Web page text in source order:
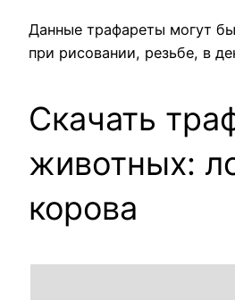
Данные трафареты могут
при рисовании, резьбе, в
Скачать
животных:
корова